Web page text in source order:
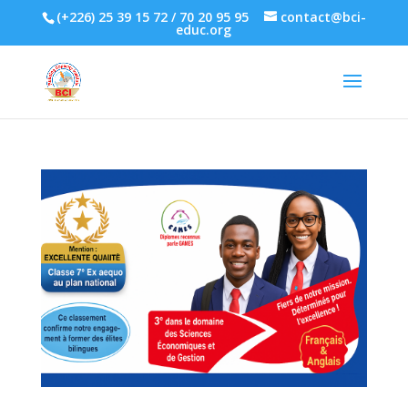
(+226) 25 39 15 72 / 70 20 95 95 contact@bci-
educ.org